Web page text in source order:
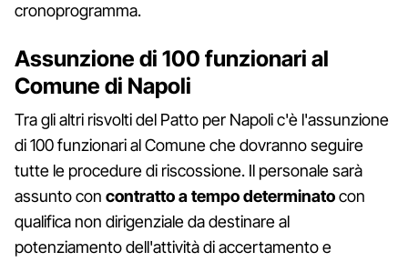
cronoprogramma.
Assunzione di 100 funzionari al
Comune di Napoli
Tra gli altri risvolti del Patto per Napoli c'è l'assunzione
di 100 funzionari al Comune che dovranno seguire
tutte le procedure di riscossione. Il personale sarà
assunto con contratto a tempo determinatocon
qualifica non dirigenziale da destinare al
potenziamento dell'attività di accertamento e